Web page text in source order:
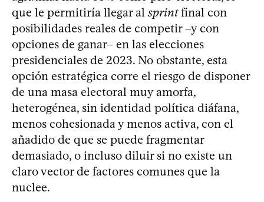
que le permitiría llegar al sprintfinal con
posibilidades reales de competir –y con
opciones de ganar– en las elecciones
presidenciales de 2023. No obstante, esta
opción estratégica corre el riesgo de disponer
de una masa electoral muy amorfa,
heterogénea, sin identidad política diáfana,
menos cohesionada y menos activa, con el
añadido de que se puede fragmentar
demasiado, o incluso diluir si no existe un
claro vector de factores comunes que la
nuclee.